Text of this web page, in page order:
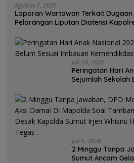
Agustus 7, 2026
Laporan Wartawan Terkait
Pelarangan Liputan Diatensi
Juli 24, 2026
Peringatan Hari
Sejumlah Sekolah
Juli 6, 2026
2 Minggu Tanpa
Sumut Ancam